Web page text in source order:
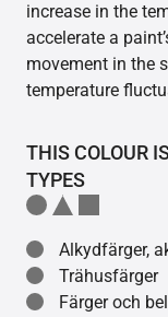
increase in the
accelerate a
movement in the
temperature
THIS COLOUR
TYPES
Alkydfärger,
Trähusfärger
Färger och